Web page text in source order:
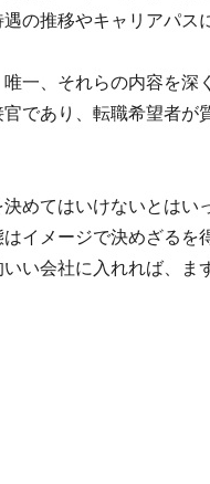
の推移やキャリアパス
一、それらの内容を深
であり、転職希望者
めてはいけないとは
イメージで決めざる
い会社に入れれば、ま